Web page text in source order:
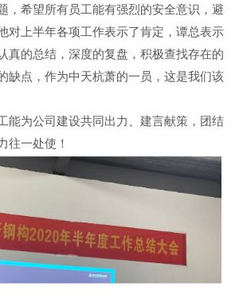
，希望所有员工能有强烈的安全意识，避
对上半年各项工作表示了肯定，谭总表示
真的总结，深度的复盘，积极查找存在的
缺点，作为中天杭萧的一员，这是我们该
能为公司建设共同出力、建言献策，团结
往一处使！